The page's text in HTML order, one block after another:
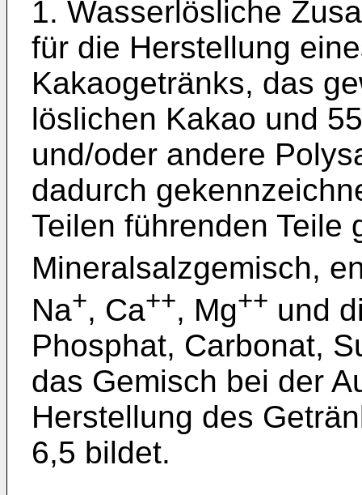
1. Wasserlösliche
für die Herstellung
Kakaogetränks, das
löslichen Kakao und
und/oder andere
dadurch
Teilen führenden Teile
Mineralsalzgemisch,
Na+, Ca++, Mg++ und
Phosphat, Carbonat,
das Gemisch bei der
Herstellung des
6,5 bildet.